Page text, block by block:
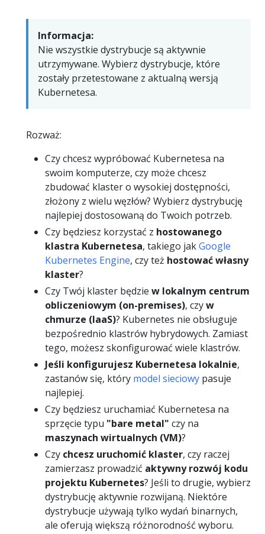
Informacja:
Nie wszystkie dystrybucje są aktywnie
utrzymywane. Wybierz dystrybucje, które
zostały przetestowane z aktualną wersją
Kubernetesa.
Rozważ:
Czy chcesz wypróbować Kubernetesa na
swoim komputerze, czy może chcesz
zbudować klaster o wysokiej dostępności,
złożony z wielu węzłów? Wybierz dystrybucję
najlepiej dostosowaną do Twoich potrzeb.
Czy będziesz korzystać z hostowanego
klastra Kubernetesa, takiego jakGoogle
Kubernetes Engine, czy też hostować własny
klaster?
Czy Twój klaster będzie w lokalnym centrum
obliczeniowym (on-premises), czyw
chmurze (IaaS)? Kubernetes nie obsługuje
bezpośrednio klastrów hybrydowych. Zamiast
tego, możesz skonfigurować wiele klastrów.
Jeśli konfigurujesz Kubernetesa lokalnie,
zastanów się, który model sieciowy pasuje
najlepiej.
Czy będziesz uruchamiać Kubernetesa na
sprzęcie typu "bare metal" czy na
maszynach wirtualnych (VM)?
Czy chcesz uruchomić klaster, czy raczej
zamierzasz prowadzić aktywny rozwój kodu
projektu Kubernetes? Jeśli to drugie, wybierz
dystrybucję aktywnie rozwijaną. Niektóre
dystrybucje używają tylko wydań binarnych,
ale oferują większą różnorodność wyboru.